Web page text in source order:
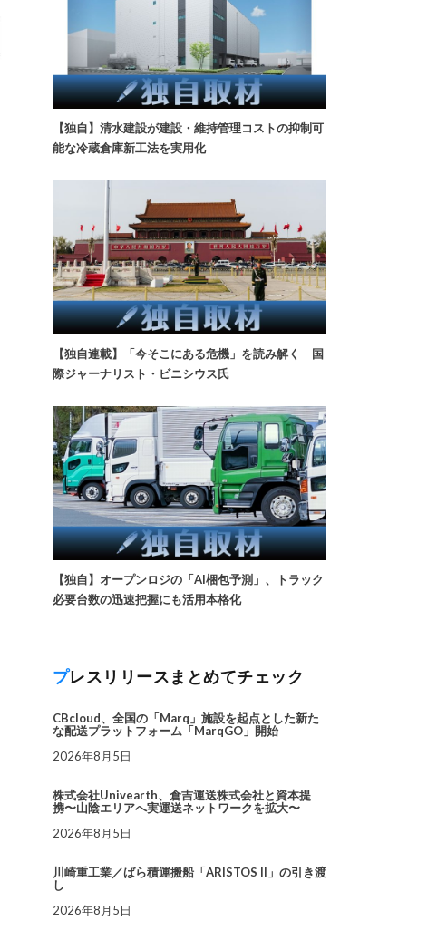
【独自】清水建設が建設・維持管理コストの抑制可
能な冷蔵倉庫新工法を実用化
【独自連載】「今そこにある危機」を読み解く 国
際ジャーナリスト・ビニシウス氏
【独自】オープンロジの「AI梱包予測」、トラック
必要台数の迅速把握にも活用本格化
プレスリリースまとめてチェック
CBcloud、全国の「Marq」施設を起点とした新た
な配送プラットフォーム「MarqGO」開始
2026年8月5日
株式会社Univearth、倉吉運送株式会社と資本提
携〜山陰エリアへ実運送ネットワークを拡大〜
2026年8月5日
川崎重工業／ばら積運搬船「ARISTOS II」の引き渡
し
2026年8月5日